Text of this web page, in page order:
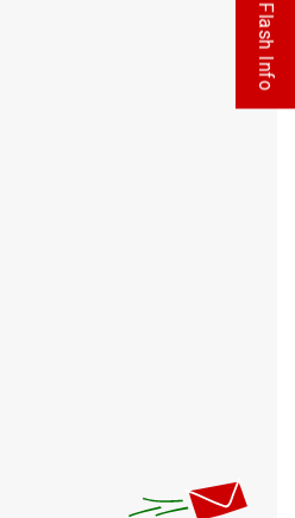
Flash Info